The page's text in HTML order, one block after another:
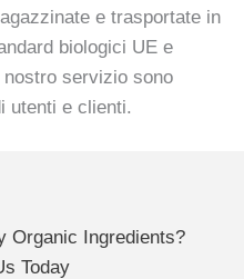
e trasportate in
biologici UE e
servizio sono
utenti e clienti.
Organic Ingredients?
Today